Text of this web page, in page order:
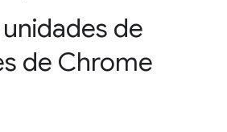
de
de Chrome